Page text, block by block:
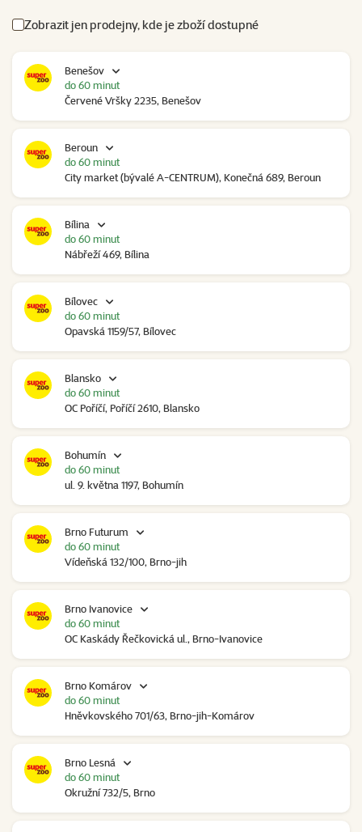
Zobrazit jen prodejny, kde je zboží dostupné
Benešov
Červené Vršky 2235, Benešov
do 60 minut
Beroun
City market (bývalé A-CENTRUM), Konečná 689, Beroun
do 60 minut
Bílina
Nábřeží 469, Bílina
do 60 minut
Bílovec
Opavská 1159/57, Bílovec
do 60 minut
Blansko
OC Poříčí, Poříčí 2610, Blansko
do 60 minut
Bohumín
ul. 9. května 1197, Bohumín
do 60 minut
Brno Futurum
Vídeňská 132/100, Brno-jih
do 60 minut
Brno Ivanovice
OC Kaskády Řečkovická ul., Brno-Ivanovice
do 60 minut
Brno Komárov
Hněvkovského 701/63, Brno-jih-Komárov
do 60 minut
Brno Lesná
Okružní 732/5, Brno
do 60 minut